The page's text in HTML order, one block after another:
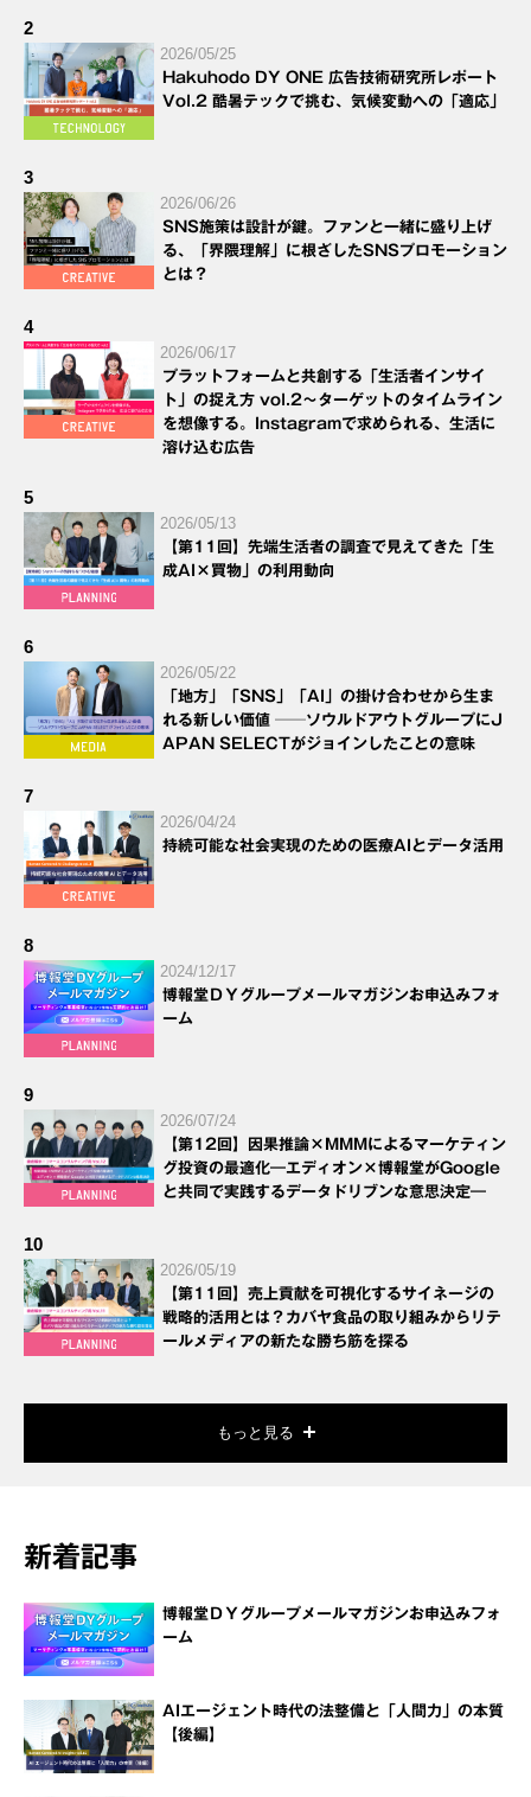
2
2026/05/25
Hakuhodo DY ONE 広告技術研究所レポート
Vol.2 酷暑テックで挑む、気候変動への「適応」
3
2026/06/26
SNS施策は設計が鍵。ファンと一緒に盛り上げ
る、「界隈理解」に根ざしたSNSプロモーション
とは？
4
2026/06/17
プラットフォームと共創する「生活者インサイ
ト」の捉え方 vol.2～ターゲットのタイムライン
を想像する。Instagramで求められる、生活に
溶け込む広告
5
2026/05/13
【第11回】先端生活者の調査で見えてきた「生
成AI×買物」の利用動向
6
2026/05/22
「地方」「SNS」「AI」の掛け合わせから生ま
れる新しい価値 ──ソウルドアウトグループにJ
APAN SELECTがジョインしたことの意味
7
2026/04/24
持続可能な社会実現のための医療AIとデータ活用
8
2024/12/17
博報堂ＤＹグループメールマガジンお申込みフォ
ーム
9
2026/07/24
【第12回】因果推論×MMMによるマーケティン
グ投資の最適化―エディオン×博報堂がGoogle
と共同で実践するデータドリブンな意思決定―
10
2026/05/19
【第11回】売上貢献を可視化するサイネージの
戦略的活用とは？カバヤ食品の取り組みからリテ
ールメディアの新たな勝ち筋を探る
もっと見る
新着記事
博報堂ＤＹグループメールマガジンお申込みフォ
ーム
AIエージェント時代の法整備と「人間力」の本質
【後編】